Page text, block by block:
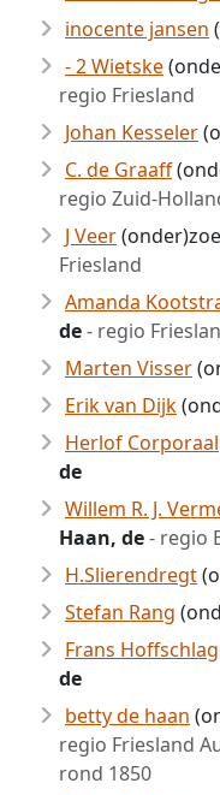
inocente jansen
- 2 Wietske
regio Friesland
Johan Kesseler
C. de Graaff
regio Zuid-
J Veer
Friesland
Amanda
de- regio
Marten Visser
Erik van Dijk
Herlof Corporaal
de
Willem R. J.
Haan, de- regio
H.Slierendregt
Stefan Rang
Frans Hoffschlag
de
betty de haan
regio Friesland
rond 1850